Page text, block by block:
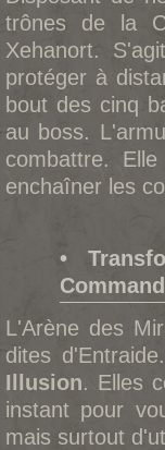
trônes de la
Xehanort.
protéger à
bout des cinq
au boss.
combattre.
enchaîner les
•
L'Arène des
dites
Illusion. Elles
instant pour
mais surtout